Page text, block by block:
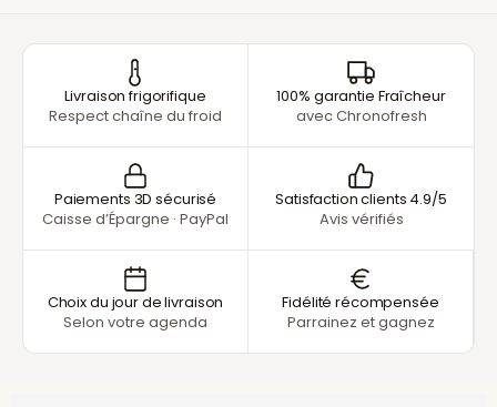
Livraison frigorifique
Respect chaîne du froid
100% garantie Fraîcheur
avec Chronofresh
Paiements 3D sécurisé
Caisse d’Épargne · PayPal
Satisfaction clients 4.9/5
Avis vérifiés
Choix du jour de livraison
Selon votre agenda
Fidélité récompensée
Parrainez et gagnez